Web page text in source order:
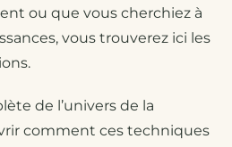
ou que vous cherchiez à
vous trouverez ici les
de l’univers de la
comment ces techniques